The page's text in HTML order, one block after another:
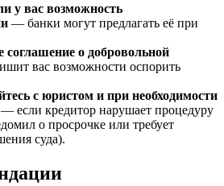
у вас возможность
— банки могут предлагать её при
соглашение о добровольной
вас возможности оспорить
с юристом и при необходимости
— если кредитор нарушает процедуру
о просрочке или требует
суда).